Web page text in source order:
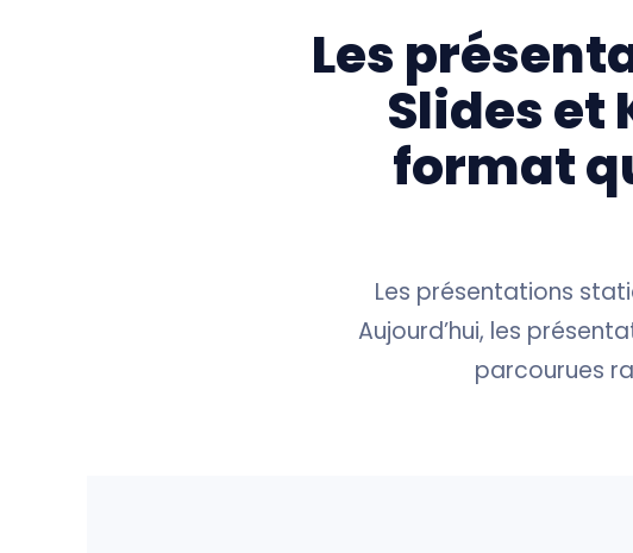
Les
Slides et
format
Les présentations
Aujourd’hui, les
parcourues